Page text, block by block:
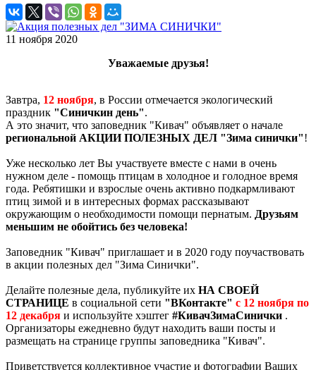
11 ноября 2020
Уважаемые друзья!
Завтра, 12 ноября, в России отмечается экологический
праздник "Синичкин день".
А это значит, что заповедник "Кивач" объявляет о начале
региональной АКЦИИ ПОЛЕЗНЫХ ДЕЛ "Зима синички"!
Уже несколько лет Вы участвуете вместе с нами в очень
нужном деле - помощь птицам в холодное и голодное время
года. Ребятишки и взрослые очень активно подкармливают
птиц зимой и в интересных формах рассказывают
окружающим о необходимости помощи пернатым. Друзьям
меньшим не обойтись без человека!
Заповедник "Кивач" приглашает и в 2020 году поучаствовать
в акции полезных дел "Зима Синички".
Делайте полезные дела, публикуйте их НА СВОЕЙ
СТРАНИЦЕ в социальной сети "ВКонтакте" с 12 ноября по
12 декабря и используйте хэштег #КивачЗимаСинички .
Организаторы ежедневно будут находить ваши посты и
размещать на странице группы заповедника "Кивач".
Приветствуется коллективное участие и фотографии Ваших